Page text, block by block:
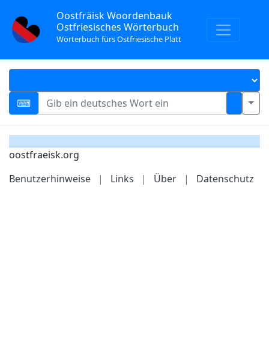
Oostfräisk Woordenbauk
Ostfriesisches Wörterbuch
Wörterbuch fürs Ostfriesische Platt
oostfraeisk.org
Benutzerhinweise
| Links | Über | Datenschutz